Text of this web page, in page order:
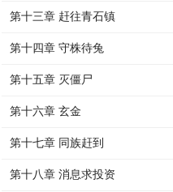
第十三章 赶往青石镇
第十四章 守株待兔
第十五章 灭僵尸
第十六章 玄金
第十七章 同族赶到
第十八章 消息求投资